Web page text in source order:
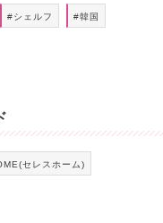
#シェルフ #韓国
セレスホーム)